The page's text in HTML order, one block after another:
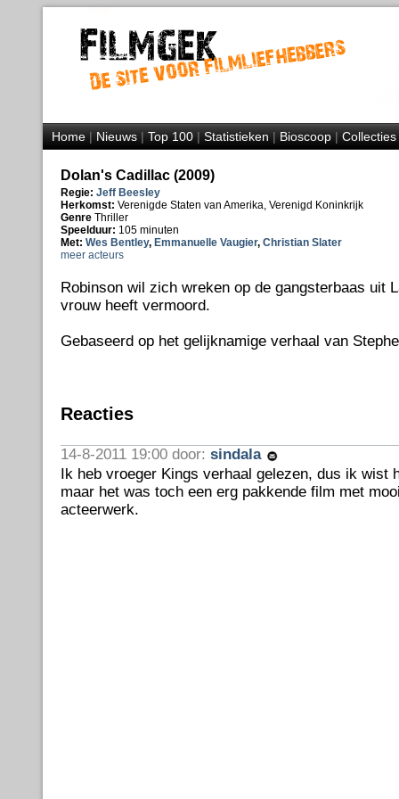
Home|Nieuws|Top 100|Statistieken|Bioscoop|Collecties
Dolan's Cadillac (2009)
Regie: Jeff Beesley
Herkomst: Verenigde Staten van Amerika, Verenigd Koninkrijk
Genre Thriller
Speelduur: 105 minuten
Met: Wes Bentley, Emmanuelle Vaugier, Christian Slater
meer acteurs
Robinson wil zich wreken op de gangsterbaas uit
vrouw heeft vermoord.
Gebaseerd op het gelijknamige verhaal van
Reacties
14-8-2011 19:00 door: sindala
Ik heb vroeger Kings verhaal gelezen, dus ik wist
maar het was toch een erg pakkende film met
acteerwerk.